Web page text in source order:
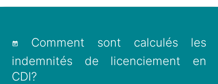
Comment sont calculés les
indemnités de licenciement en
CDI?